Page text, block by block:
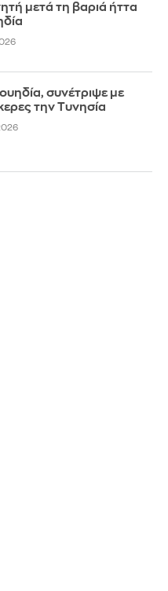
μετά τη βαριά ήττα
συνέτριψε με
την Τυνησία